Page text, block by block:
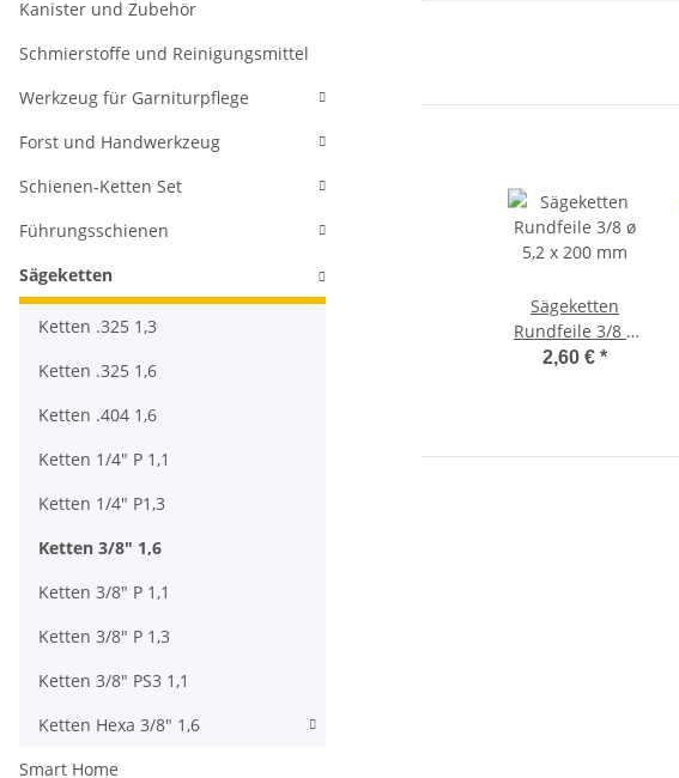
Sägeketten
Rundfeile 3/8 ø
5,2 x 200 mm
2,60 € *
Kanister und Zubehör
Schmierstoffe und Reinigungsmittel
Werkzeug für Garniturpflege
Forst und Handwerkzeug
Schienen-Ketten Set
Führungsschienen
Sägeketten
Ketten .325 1,3
Ketten .325 1,6
Ketten .404 1,6
Ketten 1/4" P 1,1
Ketten 1/4" P1,3
Ketten 3/8" 1,6
Ketten 3/8" P 1,1
Ketten 3/8" P 1,3
Ketten 3/8" PS3 1,1
Ketten Hexa 3/8" 1,6
Smart Home